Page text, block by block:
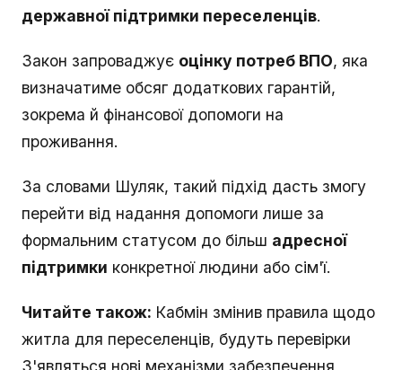
державної підтримки переселенців.
Закон запроваджує оцінку потреб ВПО, яка
визначатиме обсяг додаткових гарантій,
зокрема й фінансової допомоги на
проживання.
За словами Шуляк, такий підхід дасть змогу
перейти від надання допомоги лише за
формальним статусом до більш адресної
підтримки конкретної людини або сім'ї.
Читайте також: Кабмін змінив правила щодо
житла для переселенців, будуть перевірки